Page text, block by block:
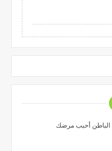
الباطن أحبب مرضك